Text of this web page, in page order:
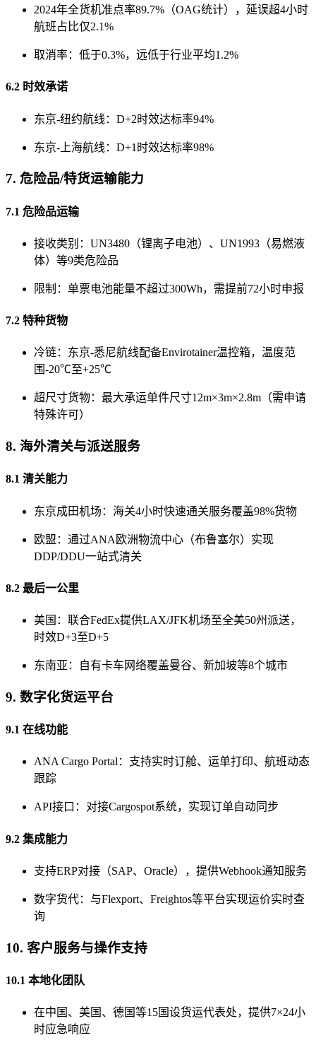
2024年全货机准点率89.7%（OAG统计），延误超4小时
航班占比仅2.1%
取消率：低于0.3%，远低于行业平均1.2%
6.2 时效承诺
东京-纽约航线：D+2时效达标率94%
东京-上海航线：D+1时效达标率98%
7. 危险品/特货运输能力
7.1 危险品运输
接收类别：UN3480（锂离子电池）、UN1993（易燃液
体）等9类危险品
限制：单票电池能量不超过300Wh，需提前72小时申报
7.2 特种货物
冷链：东京-悉尼航线配备Envirotainer温控箱，温度范
围-20℃至+25℃
超尺寸货物：最大承运单件尺寸12m×3m×2.8m（需申请
特殊许可）
8. 海外清关与派送服务
8.1 清关能力
东京成田机场：海关4小时快速通关服务覆盖98%货物
欧盟：通过ANA欧洲物流中心（布鲁塞尔）实现
DDP/DDU一站式清关
8.2 最后一公里
美国：联合FedEx提供LAX/JFK机场至全美50州派送，
时效D+3至D+5
东南亚：自有卡车网络覆盖曼谷、新加坡等8个城市
9. 数字化货运平台
9.1 在线功能
ANA Cargo Portal：支持实时订舱、运单打印、航班动态
跟踪
API接口：对接Cargospot系统，实现订单自动同步
9.2 集成能力
支持ERP对接（SAP、Oracle），提供Webhook通知服务
数字货代：与Flexport、Freightos等平台实现运价实时查
询
10. 客户服务与操作支持
10.1 本地化团队
在中国、美国、德国等15国设货运代表处，提供7×24小
时应急响应